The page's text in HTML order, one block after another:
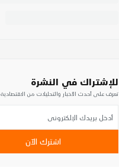
للإشتراك في النشرة
تعرف على أحدث الأخبار والتحليلات من الاقتصادية
اشترك الآن